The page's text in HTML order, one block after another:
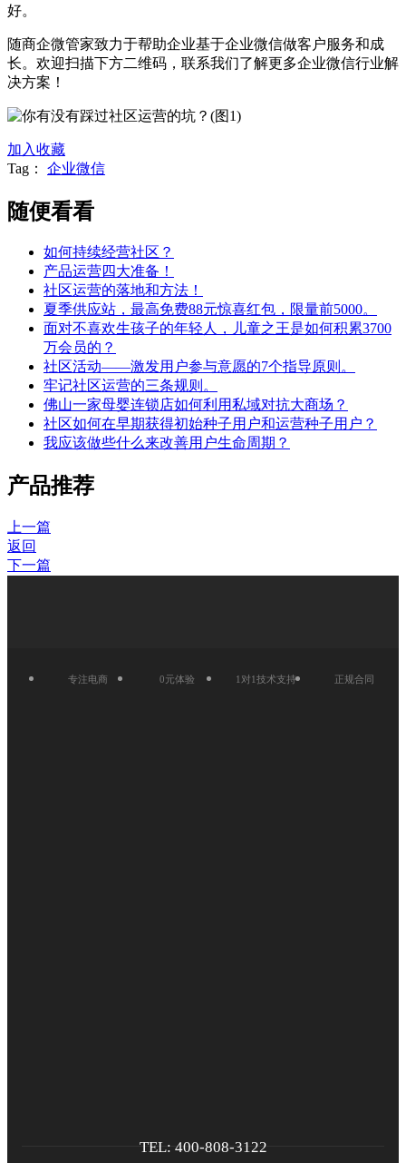
好。
随商企微管家致力于帮助企业基于企业微信做客户服务和成
长。欢迎扫描下方二维码，联系我们了解更多企业微信行业解
决方案！
加入收藏
Tag：
企业微信
随便看看
如何持续经营社区？
产品运营四大准备！
社区运营的落地和方法！
夏季供应站，最高免费88元惊喜红包，限量前5000。
面对不喜欢生孩子的年轻人，儿童之王是如何积累3700
万会员的？
社区活动——激发用户参与意愿的7个指导原则。
牢记社区运营的三条规则。
佛山一家母婴连锁店如何利用私域对抗大商场？
社区如何在早期获得初始种子用户和运营种子用户？
我应该做些什么来改善用户生命周期？
产品推荐
上一篇
返回
下一篇
专注电商 0元体验 1对1技术支持 正规合同
TEL: 400-808-3122